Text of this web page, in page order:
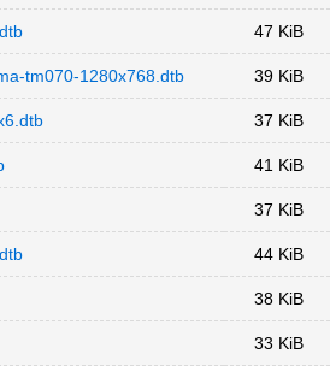
47 KiB
tm070-1280x768.dtb 39 KiB
37 KiB
41 KiB
37 KiB
44 KiB
38 KiB
33 KiB